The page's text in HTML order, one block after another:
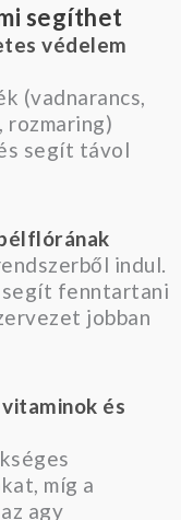
segíthet
védelem
(vadnarancs,
rozmaring)
segít távol
indul.
segít fenntartani
jobban
és
míg a
agy